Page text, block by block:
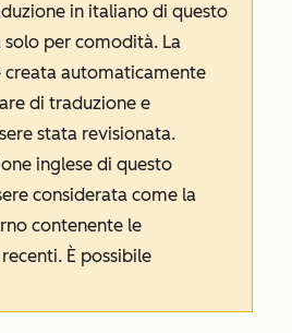
in italiano di questo
per comodità. La
creata automaticamente
di traduzione e
stata revisionata.
inglese di questo
considerata come la
contenente le
È possibile